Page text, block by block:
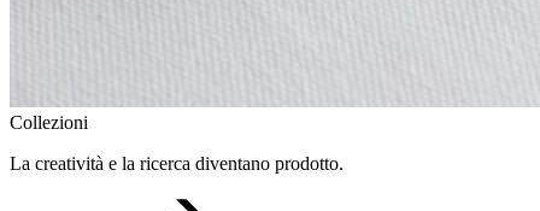
Collezioni
La creatività e la ricerca diventano prodotto.